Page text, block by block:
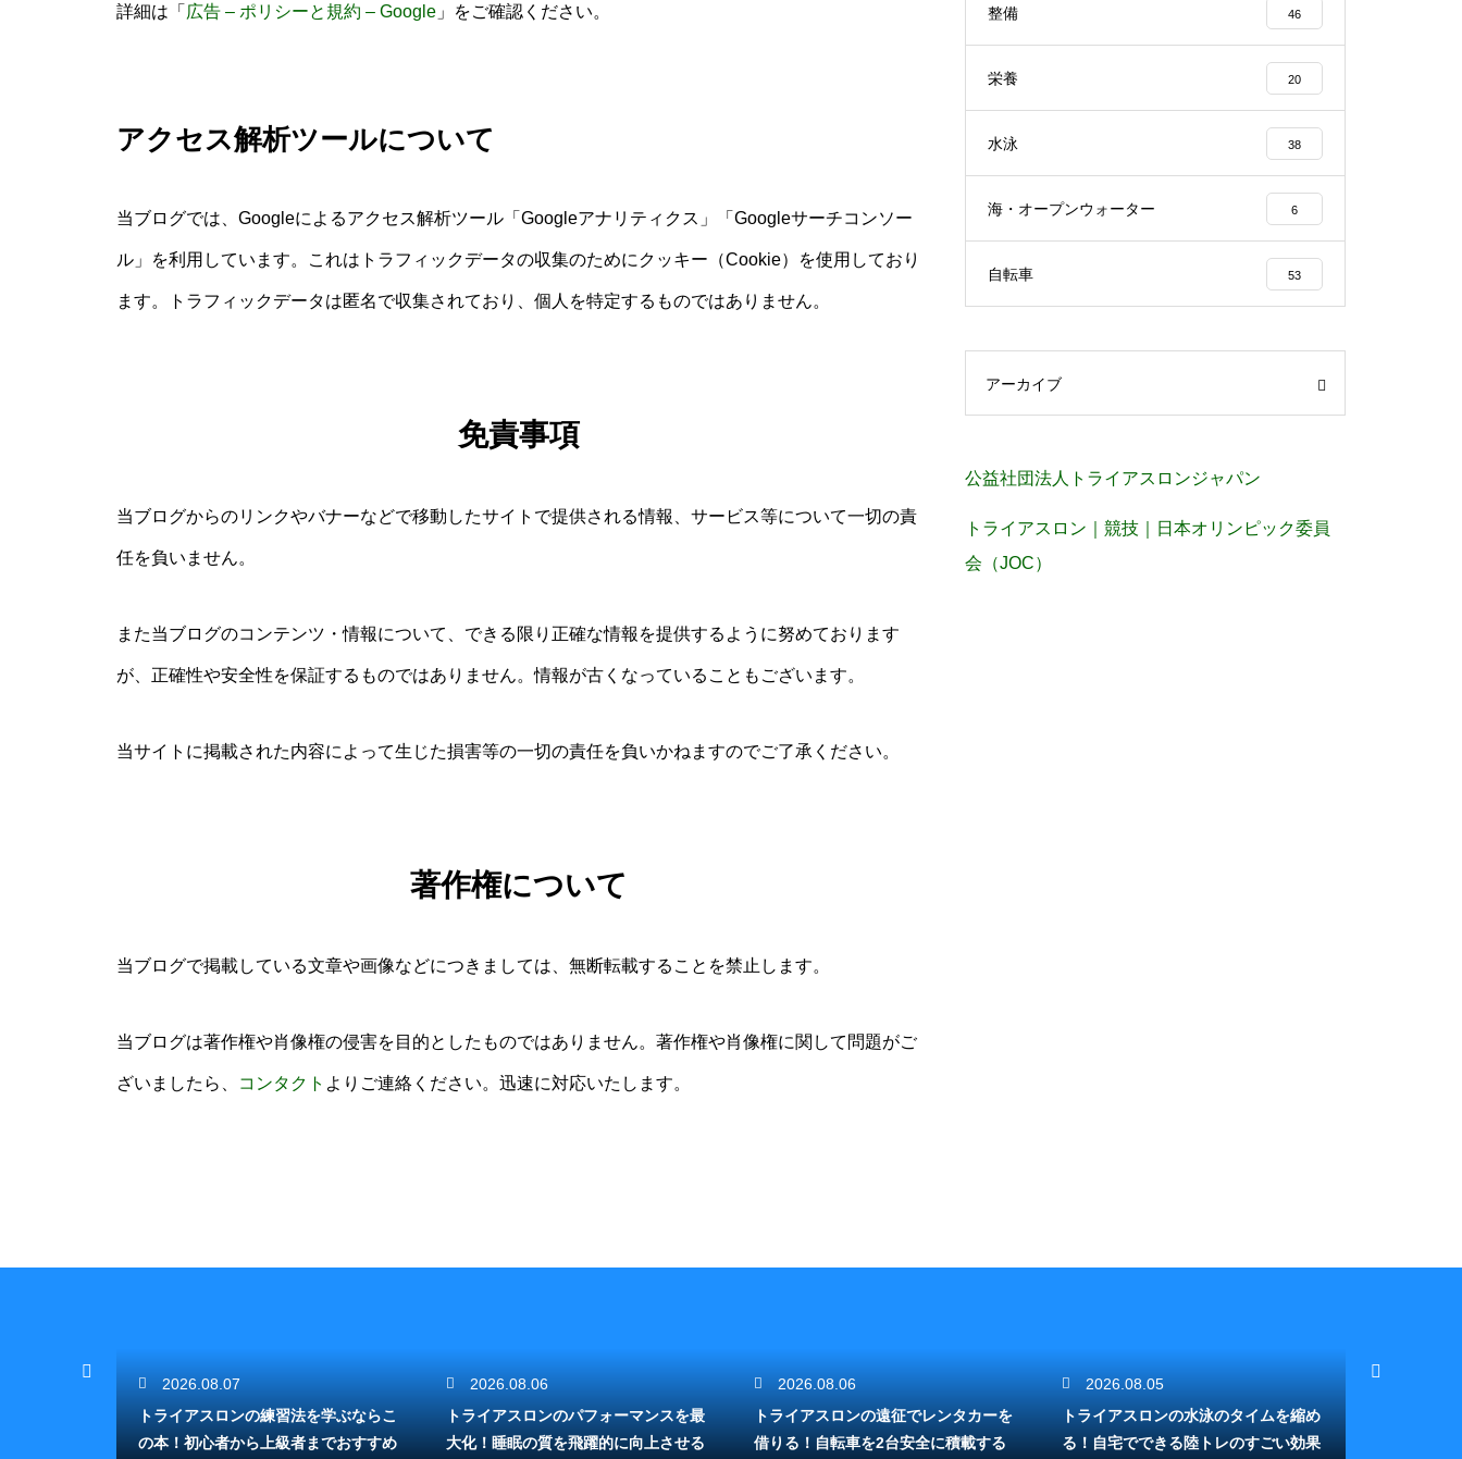
詳細は「 広告 – ポリシーと規約 – Google 」をご確認ください。
アクセス解析ツールについて
当ブログでは、Googleによるアクセス解析ツール「Googleアナリティクス」「Googleサーチコンソー
ル」を利用しています。これはトラフィックデータの収集のためにクッキー（Cookie）を使用しており
ます。トラフィックデータは匿名で収集されており、個人を特定するものではありません。
免責事項
当ブログからのリンクやバナーなどで移動したサイトで提供される情報、サービス等について一切の責
任を負いません。
また当ブログのコンテンツ・情報について、できる限り正確な情報を提供するように努めております
が、正確性や安全性を保証するものではありません。情報が古くなっていることもございます。
当サイトに掲載された内容によって生じた損害等の一切の責任を負いかねますのでご了承ください。
著作権について
当ブログで掲載している文章や画像などにつきましては、無断転載することを禁止します。
当ブログは著作権や肖像権の侵害を目的としたものではありません。著作権や肖像権に関して問題がご
ざいましたら、 コンタクト よりご連絡ください。迅速に対応いたします。
整備 46
栄養 20
水泳 38
海・オープンウォーター 6
自転車 53
アーカイブ
公益社団法人トライアスロンジャパン
トライアスロン｜競技｜日本オリンピック委員
会（JOC）
2026.08.07
トライアスロンの練習法を学ぶならこ
の本！初心者から上級者までおすすめ
2026.08.06
トライアスロンのパフォーマンスを最
大化！睡眠の質を飛躍的に向上させる
2026.08.06
トライアスロンの遠征でレンタカーを
借りる！自転車を2台安全に積載する
2026.08.05
トライアスロンの水泳のタイムを縮め
る！自宅でできる陸トレのすごい効果